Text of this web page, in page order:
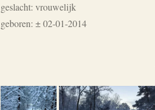
geslacht: vrouwelijk
geboren: ± 02-01-2014